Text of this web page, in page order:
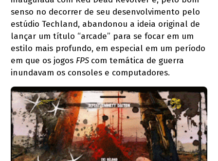
senso no decorrer de seu desenvolvimento pelo
estúdio Techland, abandonou a ideia original de
lançar um título “arcade” para se focar em um
estilo mais profundo, em especial em um período
em que os jogos FPS com temática de guerra
inundavam os consoles e computadores.